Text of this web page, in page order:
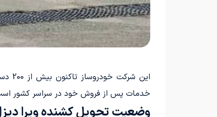
خدمات پس از فروش خود در سراسر کشور است
وضعیت تحویل کشنده‌ ویرا